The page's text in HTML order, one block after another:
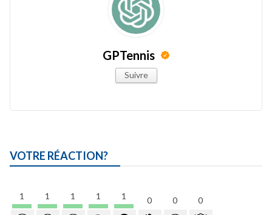
GPTennis
Suivre
VOTRE RÉACTION?
1 1 1 1 1 0 0 0